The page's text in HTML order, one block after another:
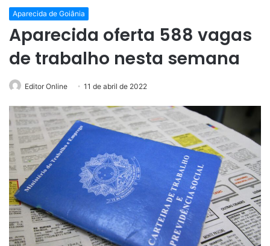
Aparecida de Goiânia
Aparecida oferta 588 vagas
de trabalho nesta semana
Editor Online 11 de abril de 2022